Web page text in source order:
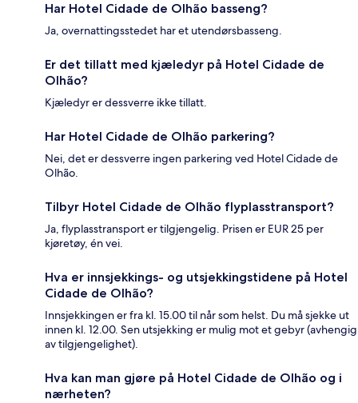
Har Hotel Cidade de Olhão basseng?
Ja, overnattingsstedet har et utendørsbasseng.
Er det tillatt med kjæledyr på Hotel Cidade de
Olhão?
Kjæledyr er dessverre ikke tillatt.
Har Hotel Cidade de Olhão parkering?
Nei, det er dessverre ingen parkering ved Hotel Cidade de
Olhão.
Tilbyr Hotel Cidade de Olhão flyplasstransport?
Ja, flyplasstransport er tilgjengelig. Prisen er EUR 25 per
kjøretøy, én vei.
Hva er innsjekkings- og utsjekkingstidene på Hotel
Cidade de Olhão?
Innsjekkingen er fra kl. 15.00 til når som helst. Du må sjekke ut
innen kl. 12.00. Sen utsjekking er mulig mot et gebyr (avhengig
av tilgjengelighet).
Hva kan man gjøre på Hotel Cidade de Olhão og i
nærheten?